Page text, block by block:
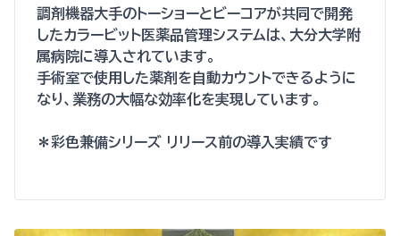
調剤機器大手のトーショーとビーコアが共同で開発
したカラービット医薬品管理システムは、大分大学附
属病院に導入されています。
手術室で使用した薬剤を自動カウントできるように
なり、業務の大幅な効率化を実現しています。
＊彩色兼備シリーズ リリース前の導入実績です